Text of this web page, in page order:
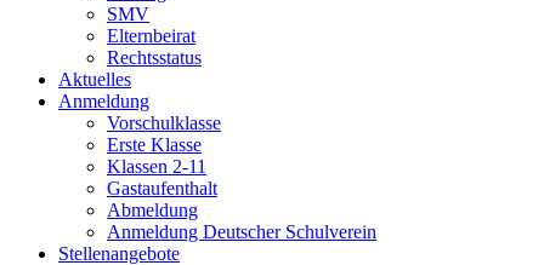
SMV
Elternbeirat
Rechtsstatus
Aktuelles
Anmeldung
Vorschulklasse
Erste Klasse
Klassen 2-11
Gastaufenthalt
Abmeldung
Anmeldung Deutscher Schulverein
Stellenangebote